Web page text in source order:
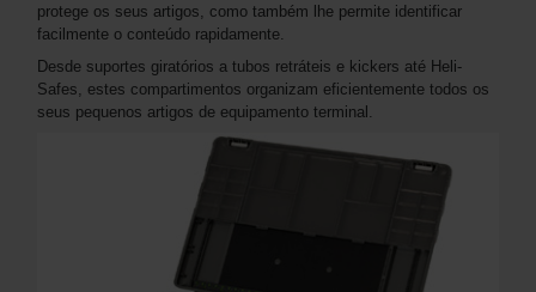
protege os seus artigos, como também lhe permite identificar
facilmente o conteúdo rapidamente.
Desde suportes giratórios a tubos retráteis e kickers até Heli-
Safes, estes compartimentos organizam eficientemente todos os
seus pequenos artigos de equipamento terminal.